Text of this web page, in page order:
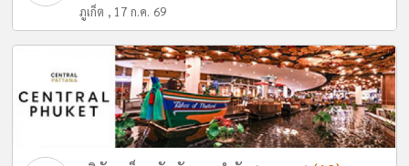
ภูเก็ต , 17 ก.ค. 69